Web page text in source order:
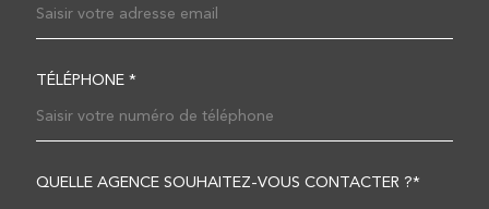
TÉLÉPHONE *
QUELLE AGENCE SOUHAITEZ-VOUS CONTACTER ?*